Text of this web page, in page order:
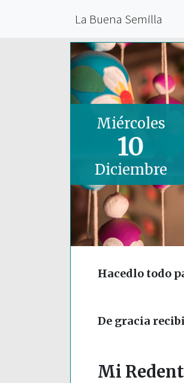
La Buena Semilla
Miércoles
10
Diciembre
Hacedlo todo
De gracia
Mi